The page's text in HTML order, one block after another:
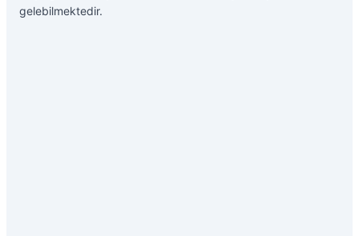
gelebilmektedir.